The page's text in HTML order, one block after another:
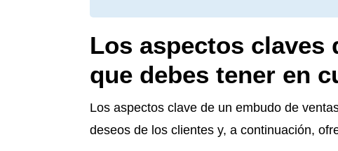
Los aspectos claves
que debes tener en
Los aspectos clave de un embudo de
deseos de los clientes y, a continuación,